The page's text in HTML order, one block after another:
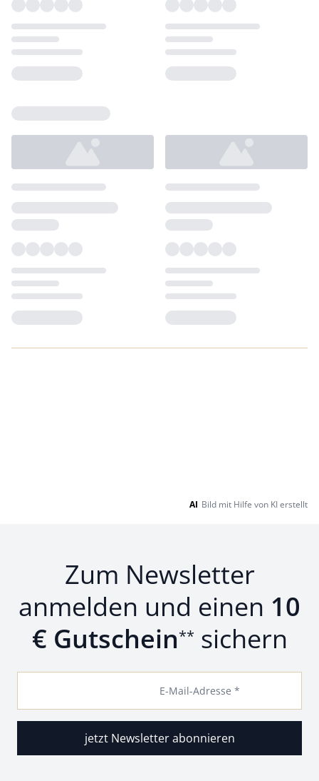
AI Bild mit Hilfe von KI erstellt
Zum Newsletter
anmelden und einen 10
€ Gutschein** sichern
E-Mail-Adresse *
jetzt Newsletter abonnieren